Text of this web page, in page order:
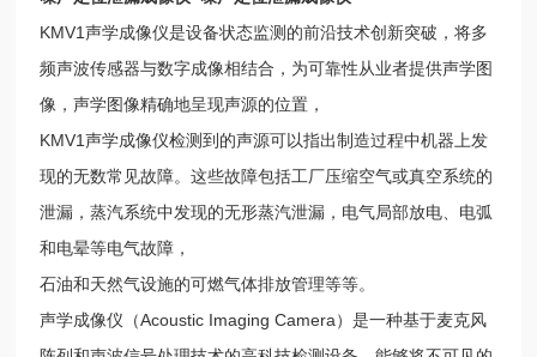
KMV1声学成像仪是设备状态监测的前沿技术创新突破，将多
频声波传感器与数字成像相结合，为可靠性从业者提供声学图
像，声学图像精确地呈现声源的位置，
KMV1声学成像仪检测到的声源可以指出制造过程中机器上发
现的无数常见故障。这些故障包括工厂压缩空气或真空系统的
泄漏，蒸汽系统中发现的无形蒸汽泄漏，电气局部放电、电弧
和电晕等电气故障，
石油和天然气设施的可燃气体排放管理等等。
声学成像仪（Acoustic Imaging Camera）是一种基于麦克风